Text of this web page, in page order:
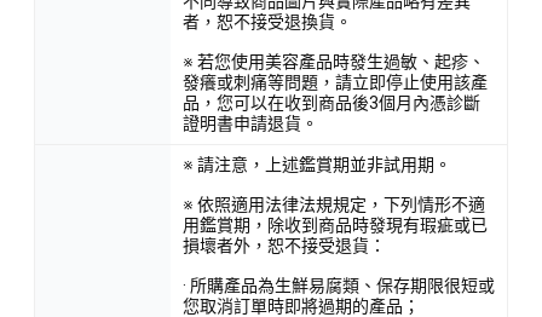
者，恕不接受退換貨。
※ 若您使用美容產品時發生過敏、起疹、
發癢或刺痛等問題，請立即停止使用該產
品，您可以在收到商品後3個月內憑診斷
證明書申請退貨。
※ 請注意，上述鑑賞期並非試用期。
※ 依照適用法律法規規定，下列情形不適
用鑑賞期，除收到商品時發現有瑕疵或已
損壞者外，恕不接受退貨：
· 所購產品為生鮮易腐類、保存期限很短或
您取消訂單時即將過期的產品；